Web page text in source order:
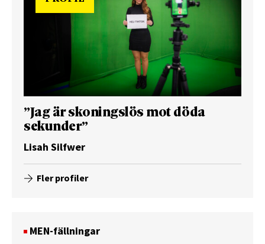
”Jag är skoningslös mot döda
sekunder”
Lisah Silfwer
Fler profiler
MEN-fällningar